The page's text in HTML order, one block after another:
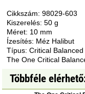
Cikkszám: 98029-603
Kiszerelés: 50 g
Méret: 10 mm
Ízesítés: Méz Halibut
Típus: Critical
The One Critical
Többféle